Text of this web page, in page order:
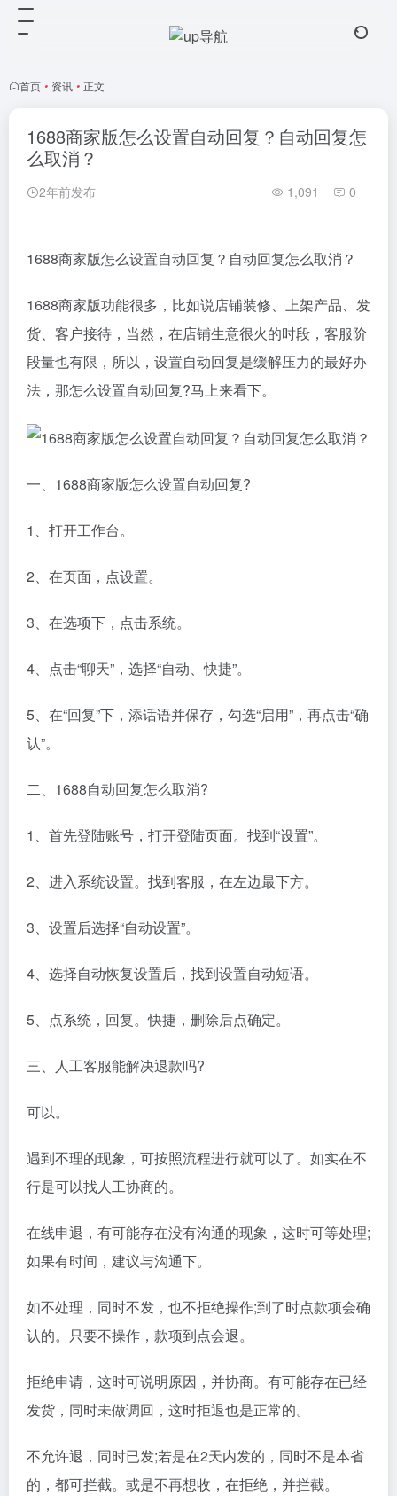
首页 • 资讯 • 正文
1688商家版怎么设置自动回复？自动回复怎
么取消？
2年前发布 1,091 0
1688商家版怎么设置自动回复？自动回复怎么取消？
1688商家版功能很多，比如说店铺装修、上架产品、发
货、客户接待，当然，在店铺生意很火的时段，客服阶
段量也有限，所以，设置自动回复是缓解压力的最好办
法，那怎么设置自动回复?马上来看下。
一、1688商家版怎么设置自动回复?
1、打开工作台。
2、在页面，点设置。
3、在选项下，点击系统。
4、点击“聊天”，选择“自动、快捷”。
5、在“回复”下，添话语并保存，勾选“启用”，再点击“确
认”。
二、1688自动回复怎么取消?
1、首先登陆账号，打开登陆页面。找到“设置”。
2、进入系统设置。找到客服，在左边最下方。
3、设置后选择“自动设置”。
4、选择自动恢复设置后，找到设置自动短语。
5、点系统，回复。快捷，删除后点确定。
三、人工客服能解决退款吗?
可以。
遇到不理的现象，可按照流程进行就可以了。如实在不
行是可以找人工协商的。
在线申退，有可能存在没有沟通的现象，这时可等处理;
如果有时间，建议与沟通下。
如不处理，同时不发，也不拒绝操作;到了时点款项会确
认的。只要不操作，款项到点会退。
拒绝申请，这时可说明原因，并协商。有可能存在已经
发货，同时未做调回，这时拒退也是正常的。
不允许退，同时已发;若是在2天内发的，同时不是本省
的，都可拦截。或是不再想收，在拒绝，并拦截。